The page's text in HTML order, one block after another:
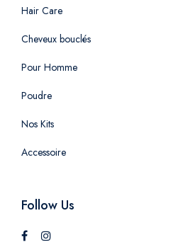
Hair Care
Cheveux bouclés
Pour Homme
Poudre
Nos Kits
Accessoire
Follow Us